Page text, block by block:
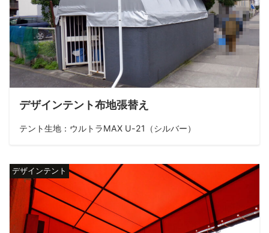
デザインテント布地張替え
テント生地：ウルトラMAX U-21（シルバー）
デザインテント